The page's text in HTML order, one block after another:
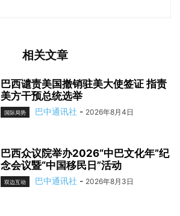
相关文章
巴西谴责美国撤销驻美大使签证 指责
美方干预总统选举
国际局势 巴中通讯社 - 2026年8月4日
巴西众议院举办2026“中巴文化年”纪
念会议暨“中国移民日”活动
双边互动 巴中通讯社 - 2026年8月3日